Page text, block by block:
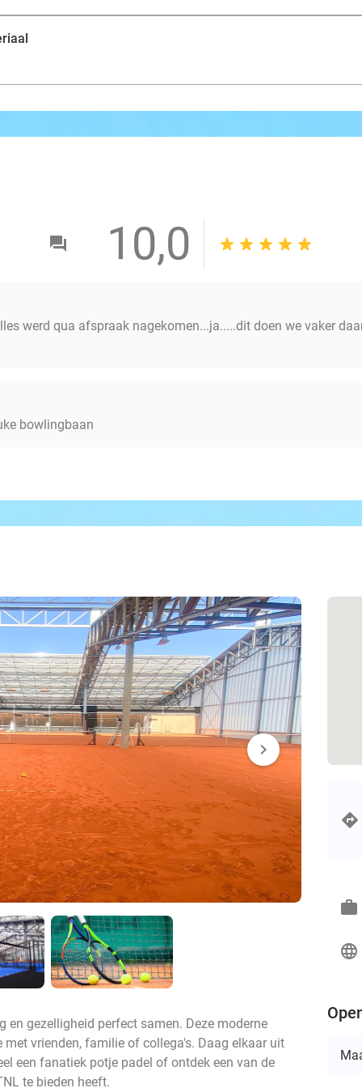
10,0
werd qua afspraak nagekomen...ja.....dit doen we vaker
bowlingbaan
chevron_right
en gezelligheid perfect samen. Deze moderne
met vrienden, familie of collega's. Daag elkaar uit
een fanatiek potje padel of ontdek een van de
te bieden heeft.
work
language